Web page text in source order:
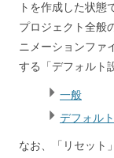
トを作成した状態
プロジェクト全般
ニメーションファ
する「デフォルト
一般
デフォル
なお、「リセット